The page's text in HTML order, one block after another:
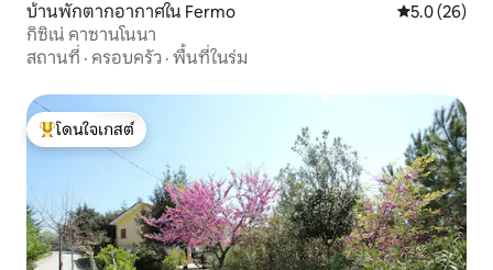
บ้านพักตากอากาศใน Fermo คะแนนเฉลี่ย
5.0 (26)
กิซิเน่ คาซานโนนา
สถานที่ · ครอบครัว · พื้นที่ในร่ม
โดนใจเกสต์ที่สุด
โดนใจเกสต์